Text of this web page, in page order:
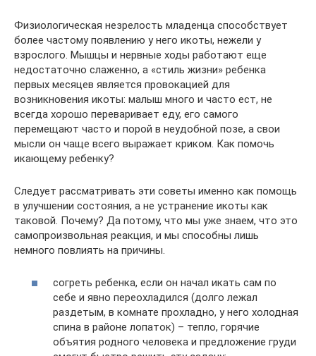
Физиологическая незрелость младенца способствует
более частому появлению у него икоты, нежели у
взрослого. Мышцы и нервные ходы работают еще
недостаточно слаженно, а «стиль жизни» ребенка
первых месяцев является провокацией для
возникновения икоты: малыш много и часто ест, не
всегда хорошо переваривает еду, его самого
перемещают часто и порой в неудобной позе, а свои
мысли он чаще всего выражает криком. Как помочь
икающему ребенку?
Следует рассматривать эти советы именно как помощь
в улучшении состояния, а не устранение икоты как
таковой. Почему? Да потому, что мы уже знаем, что это
самопроизвольная реакция, и мы способны лишь
немного повлиять на причины.
согреть ребенка, если он начал икать сам по
себе и явно переохладился (долго лежал
раздетым, в комнате прохладно, у него холодная
спина в районе лопаток) – тепло, горячие
объятия родного человека и предложение груди